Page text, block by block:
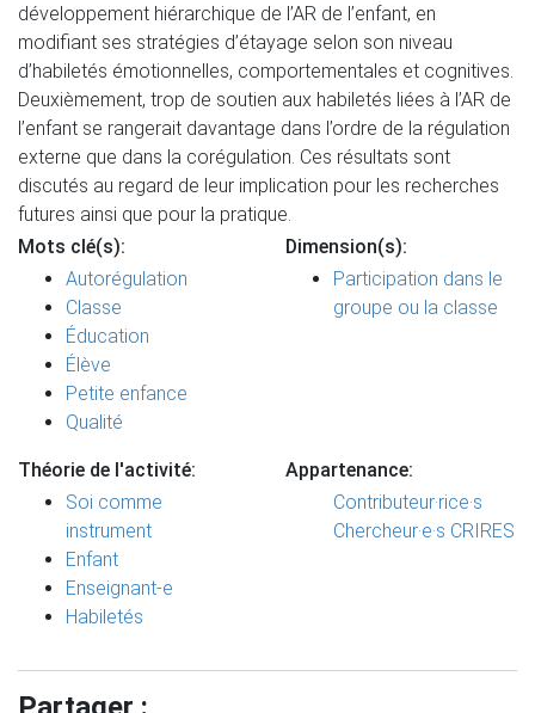
développement hiérarchique de l’AR de l’enfant, en
modifiant ses stratégies d’étayage selon son niveau
d’habiletés émotionnelles, comportementales et cognitives.
Deuxièmement, trop de soutien aux habiletés liées à l’AR de
l’enfant se rangerait davantage dans l’ordre de la régulation
externe que dans la corégulation. Ces résultats sont
discutés au regard de leur implication pour les recherches
futures ainsi que pour la pratique.
Mots clé(s):
Autorégulation
Classe
Éducation
Élève
Petite enfance
Qualité
Dimension(s):
Participation dans le
groupe ou la classe
Théorie de l'activité:
Soi comme
instrument
Enfant
Enseignant-e
Habiletés
Appartenance:
Contributeur·rice·s
Chercheur·e·s CRIRES